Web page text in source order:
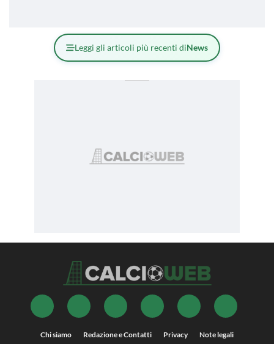
Leggi gli articoli più recenti diNews
Chi siamo Redazione e Contatti Privacy Note legali